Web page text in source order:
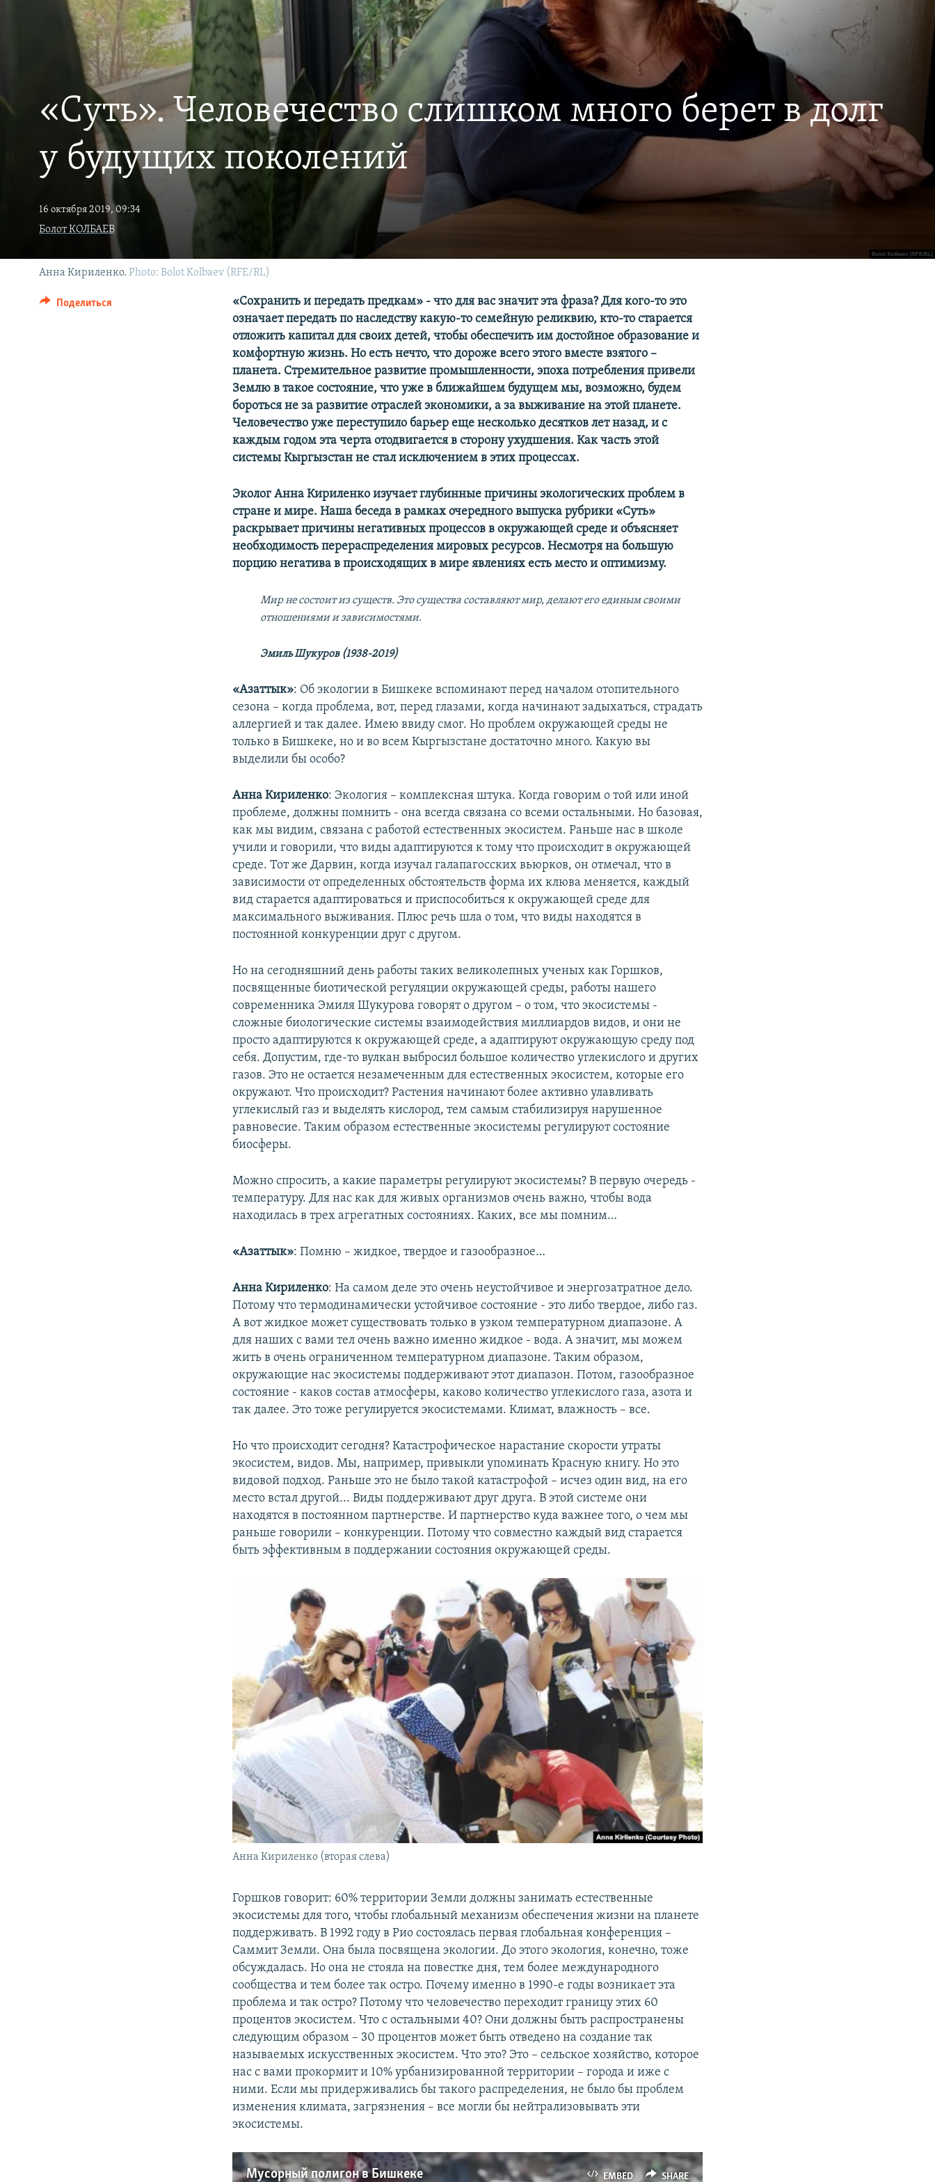
«Суть». Человечество слишком много берет в долг
у будущих поколений
16 октября 2019, 09:34
Болот КОЛБАЕВ
Анна Кириленко. Photo: Bolot Kolbaev (RFE/RL)
Поделиться
«Сохранить и передать предкам» - что для вас значит эта фраза? Для кого-то это
означает передать по наследству какую-то семейную реликвию, кто-то старается
отложить капитал для своих детей, чтобы обеспечить им достойное образование и
комфортную жизнь. Но есть нечто, что дороже всего этого вместе взятого –
планета. Стремительное развитие промышленности, эпоха потребления привели
Землю в такое состояние, что уже в ближайшем будущем мы, возможно, будем
бороться не за развитие отраслей экономики, а за выживание на этой планете.
Человечество уже переступило барьер еще несколько десятков лет назад, и с
каждым годом эта черта отодвигается в сторону ухудшения. Как часть этой
системы Кыргызстан не стал исключением в этих процессах.
Эколог Анна Кириленко изучает глубинные причины экологических проблем в
стране и мире. Наша беседа в рамках очередного выпуска рубрики «Суть»
раскрывает причины негативных процессов в окружающей среде и объясняет
необходимость перераспределения мировых ресурсов. Несмотря на большую
порцию негатива в происходящих в мире явлениях есть место и оптимизму.
Мир не состоит из существ. Это существа составляют мир, делают его единым своими
отношениями и зависимостями.
Эмиль Шукуров (1938-2019)
«Азаттык»: Об экологии в Бишкеке вспоминают перед началом отопительного
сезона – когда проблема, вот, перед глазами, когда начинают задыхаться, страдать
аллергией и так далее. Имею ввиду смог. Но проблем окружающей среды не
только в Бишкеке, но и во всем Кыргызстане достаточно много. Какую вы
выделили бы особо?
Анна Кириленко: Экология – комплексная штука. Когда говорим о той или иной
проблеме, должны помнить - она всегда связана со всеми остальными. Но базовая,
как мы видим, связана с работой естественных экосистем. Раньше нас в школе
учили и говорили, что виды адаптируются к тому что происходит в окружающей
среде. Тот же Дарвин, когда изучал галапагосских вьюрков, он отмечал, что в
зависимости от определенных обстоятельств форма их клюва меняется, каждый
вид старается адаптироваться и приспособиться к окружающей среде для
максимального выживания. Плюс речь шла о том, что виды находятся в
постоянной конкуренции друг с другом.
Но на сегодняшний день работы таких великолепных ученых как Горшков,
посвященные биотической регуляции окружающей среды, работы нашего
современника Эмиля Шукурова говорят о другом – о том, что экосистемы -
сложные биологические системы взаимодействия миллиардов видов, и они не
просто адаптируются к окружающей среде, а адаптируют окружающую среду под
себя. Допустим, где-то вулкан выбросил большое количество углекислого и других
газов. Это не остается незамеченным для естественных экосистем, которые его
окружают. Что происходит? Растения начинают более активно улавливать
углекислый газ и выделять кислород, тем самым стабилизируя нарушенное
равновесие. Таким образом естественные экосистемы регулируют состояние
биосферы.
Можно спросить, а какие параметры регулируют экосистемы? В первую очередь -
температуру. Для нас как для живых организмов очень важно, чтобы вода
находилась в трех агрегатных состояниях. Каких, все мы помним…
«Азаттык»: Помню – жидкое, твердое и газообразное…
Анна Кириленко: На самом деле это очень неустойчивое и энергозатратное дело.
Потому что термодинамически устойчивое состояние - это либо твердое, либо газ.
А вот жидкое может существовать только в узком температурном диапазоне. А
для наших с вами тел очень важно именно жидкое - вода. А значит, мы можем
жить в очень ограниченном температурном диапазоне. Таким образом,
окружающие нас экосистемы поддерживают этот диапазон. Потом, газообразное
состояние - каков состав атмосферы, каково количество углекислого газа, азота и
так далее. Это тоже регулируется экосистемами. Климат, влажность – все.
Но что происходит сегодня? Катастрофическое нарастание скорости утраты
экосистем, видов. Мы, например, привыкли упоминать Красную книгу. Но это
видовой подход. Раньше это не было такой катастрофой – исчез один вид, на его
место встал другой... Виды поддерживают друг друга. В этой системе они
находятся в постоянном партнерстве. И партнерство куда важнее того, о чем мы
раньше говорили – конкуренции. Потому что совместно каждый вид старается
быть эффективным в поддержании состояния окружающей среды.
Анна Кириленко (вторая слева)
Горшков говорит: 60% территории Земли должны занимать естественные
экосистемы для того, чтобы глобальный механизм обеспечения жизни на планете
поддерживать. В 1992 году в Рио состоялась первая глобальная конференция –
Саммит Земли. Она была посвящена экологии. До этого экология, конечно, тоже
обсуждалась. Но она не стояла на повестке дня, тем более международного
сообщества и тем более так остро. Почему именно в 1990-е годы возникает эта
проблема и так остро? Потому что человечество переходит границу этих 60
процентов экосистем. Что с остальными 40? Они должны быть распространены
следующим образом – 30 процентов может быть отведено на создание так
называемых искусственных экосистем. Что это? Это – сельское хозяйство, которое
нас с вами прокормит и 10% урбанизированной территории – города и иже с
ними. Если мы придерживались бы такого распределения, не было бы проблем
изменения климата, загрязнения – все могли бы нейтрализовывать эти
экосистемы.
EMBED SHARE
Мусорный полигон в Бишкеке